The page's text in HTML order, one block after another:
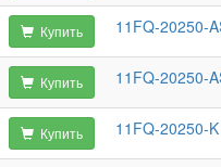
Купить 11FQ-20250-
Купить 11FQ-20250-
Купить 11FQ-20250-